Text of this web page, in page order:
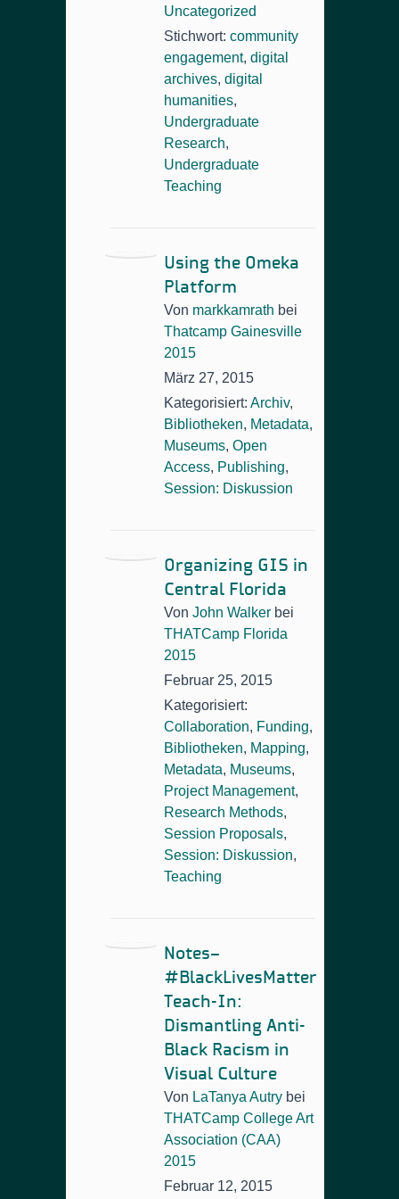
Uncategorized
Stichwort: community
engagement, digital
archives, digital
humanities,
Undergraduate
Research,
Undergraduate
Teaching
Using the Omeka
Platform
Von markkamrath bei
Thatcamp Gainesville
2015
März 27, 2015
Kategorisiert: Archiv,
Bibliotheken, Metadata,
Museums, Open
Access, Publishing,
Session: Diskussion
Organizing GIS in
Central Florida
Von John Walker bei
THATCamp Florida
2015
Februar 25, 2015
Kategorisiert:
Collaboration, Funding,
Bibliotheken, Mapping,
Metadata, Museums,
Project Management,
Research Methods,
Session Proposals,
Session: Diskussion,
Teaching
Notes–
#BlackLivesMatter
Teach-In:
Dismantling Anti-
Black Racism in
Visual Culture
Von LaTanya Autry bei
THATCamp College Art
Association (CAA)
2015
Februar 12, 2015